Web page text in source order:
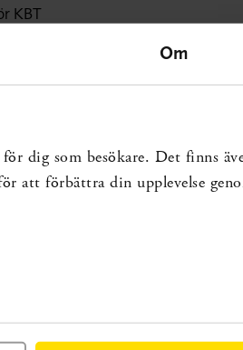
Om
dig som besökare. Det finns
att förbättra din upplevelse
KBT
för